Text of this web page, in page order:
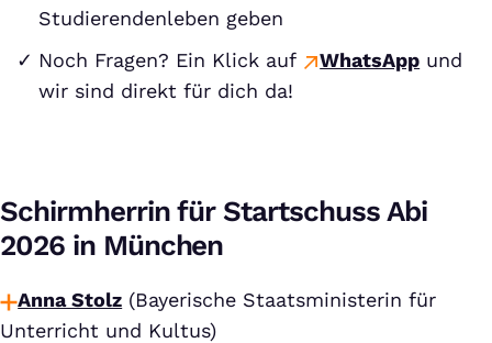
Studierendenleben geben
Noch Fragen? Ein Klick auf
WhatsApp und
wir sind direkt für dich da!
Schirmherrin für Startschuss Abi
2026 in München
Anna Stolz (Bayerische Staatsministerin für
Unterricht und Kultus)